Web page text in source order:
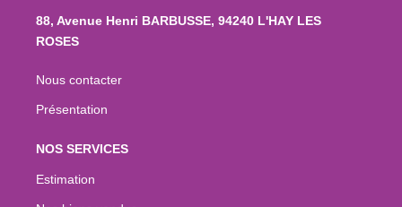
88, Avenue Henri BARBUSSE, 94240 L'HAY LES
ROSES
Nous contacter
Présentation
NOS SERVICES
Estimation